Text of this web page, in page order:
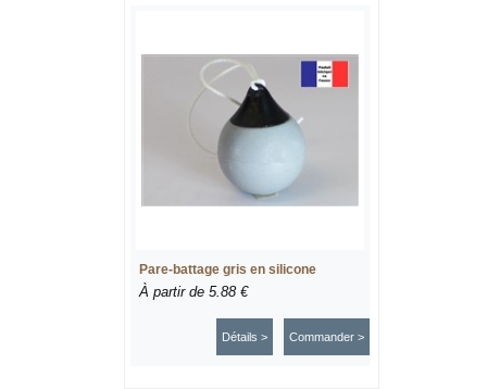
Pare-battage gris en silicone
À partir de 5.88 €
Commander >
Détails >